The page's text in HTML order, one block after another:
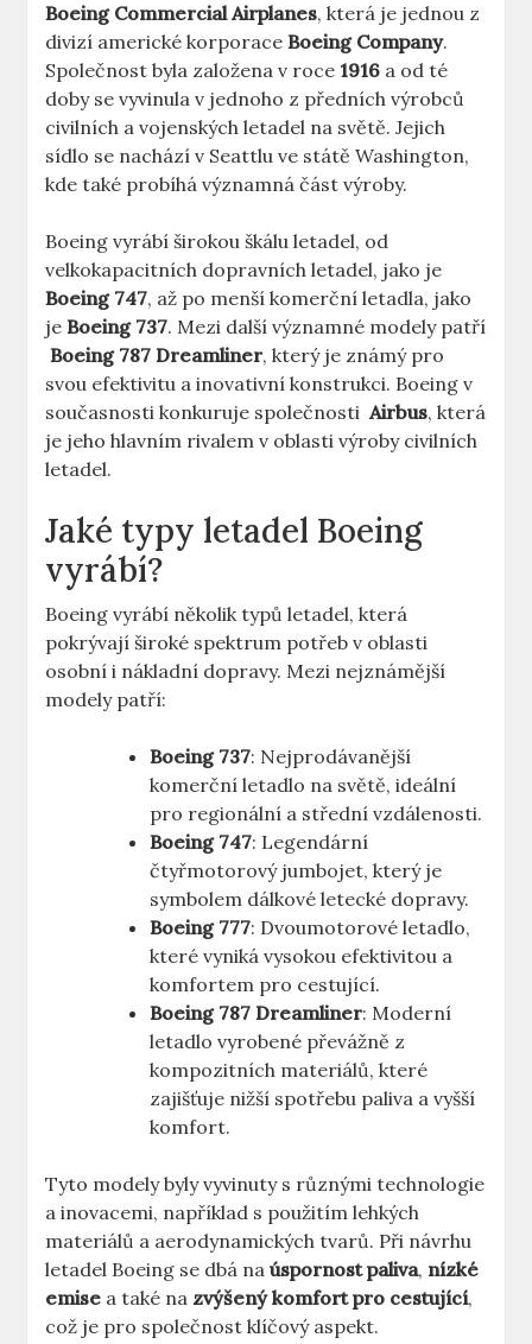
Boeing Commercial Airplanes, která je ⁤jednou⁣ z
divizí americké korporace‌Boeing ⁢Company.⁤
Společnost ⁢byla založena v roce 1916 ​a od‍ té
doby se‍ vyvinula v jednoho z‍ předních výrobců
civilních a vojenských letadel na světě.‌ Jejich
⁤sídlo se nachází⁤ v⁢ Seattlu ve ⁢státě Washington,
kde také ⁢probíhá významná část výroby.
Boeing vyrábí širokou ‌škálu ​letadel, od
velkokapacitních ​dopravních letadel,⁤ jako je
Boeing 747, ​až po menší komerční letadla, jako⁢
jeBoeing 737. Mezi ‌další ​významné modely‌ patří
‌Boeing 787 Dreamliner, který je známý pro ​
svou efektivitu a‌ inovativní konstrukci. Boeing v
současnosti konkuruje ⁣společnosti ‌Airbus, která
⁢je jeho hlavním rivalem v oblasti výroby ‍civilních⁤
letadel.
Jaké typy letadel Boeing
‌vyrábí?
Boeing vyrábí několik typů letadel,⁣ která⁢
pokrývají ⁣široké spektrum potřeb v ⁤oblasti‍
osobní i nákladní ​dopravy. Mezi nejznámější
modely ⁤patří:
Boeing⁣ 737: Nejprodávanější
komerční ‌letadlo‌ na světě, ‍ideální
pro regionální a střední vzdálenosti.
Boeing 747:‍ Legendární
čtyřmotorový jumbojet, který je
symbolem dálkové letecké dopravy.
Boeing 777: Dvoumotorové letadlo,
které⁤ vyniká vysokou efektivitou a
komfortem pro cestující.
Boeing⁤ 787 ​Dreamliner: Moderní
letadlo vyrobené převážně ⁣z⁣
kompozitních materiálů, které
zajišťuje nižší spotřebu paliva a vyšší
komfort.
Tyto modely ​byly vyvinuty ‌s různými technologie
a inovacemi,⁤ například s použitím ​lehkých
⁢materiálů ⁣a ⁤aerodynamických tvarů. Při návrhu
letadel Boeing se​ dbá naúspornost⁣ paliva, nízké
‍emise a také ⁤na zvýšený komfort pro cestující,
což je⁣ pro⁣ společnost ⁣klíčový aspekt.